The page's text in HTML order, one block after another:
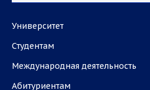
Университет
Студентам
Международная деятельность
Абитуриентам